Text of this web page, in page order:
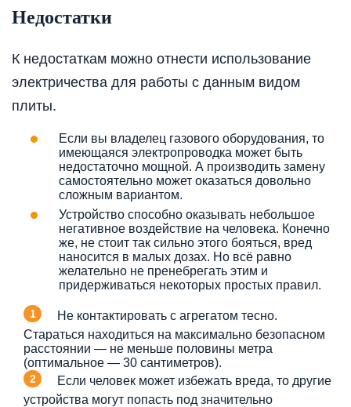
Недостатки
К недостаткам можно отнести использование
электричества для работы с данным видом
плиты.
Если вы владелец газового оборудования, то
имеющаяся электропроводка может быть
недостаточно мощной. А производить замену
самостоятельно может оказаться довольно
сложным вариантом.
Устройство способно оказывать небольшое
негативное воздействие на человека. Конечно
же, не стоит так сильно этого бояться, вред
наносится в малых дозах. Но всё равно
желательно не пренебрегать этим и
придерживаться некоторых простых правил.
Не контактировать с агрегатом тесно.
Стараться находиться на максимально безопасном
расстоянии — не меньше половины метра
(оптимальное — 30 сантиметров).
Если человек может избежать вреда, то другие
устройства могут попасть под значительно